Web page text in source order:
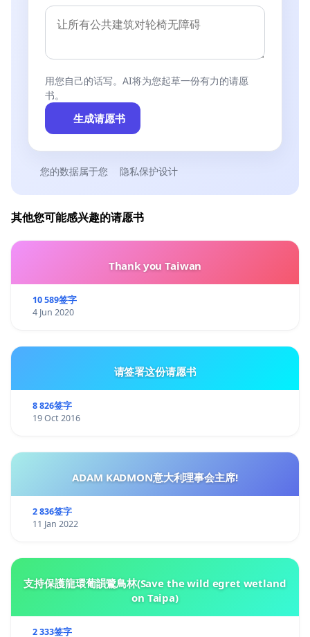
用您自己的话写。AI将为您起草一份有力的请愿
书。
生成请愿书
您的数据属于您 隐私保护设计
其他您可能感兴趣的请愿书
Thank you Taiwan
10 589签字
4 Jun 2020
请签署这份请愿书
8 826签字
19 Oct 2016
ADAM KADMON意大利理事会主席!
2 836签字
11 Jan 2022
支持保護龍環葡韻鷺鳥林(Save the wild egret wetland
on Taipa)
2 333签字